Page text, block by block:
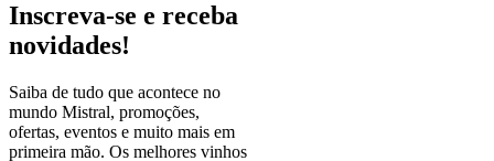
Inscreva-se e receba
novidades!
Saiba de tudo que acontece no
mundo Mistral, promoções,
ofertas, eventos e muito mais em
primeira mão. Os melhores vinhos